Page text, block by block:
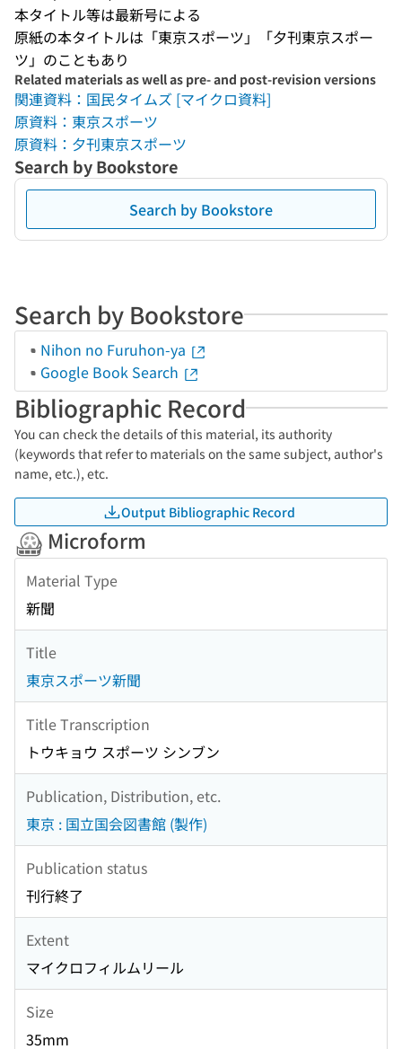
本タイトル等は最新号による
原紙の本タイトルは「東京スポーツ」「夕刊東京スポー
ツ」のこともあり
Related materials as well as pre- and post-revision versions
関連資料：国民タイムズ [マイクロ資料]
原資料：東京スポーツ
原資料：夕刊東京スポーツ
Search by Bookstore
Search by Bookstore
Search by Bookstore
Nihon no Furuhon-ya
Google Book Search
Bibliographic Record
You can check the details of this material, its authority
(keywords that refer to materials on the same subject, author's
name, etc.), etc.
Output Bibliographic Record
Microform
Material Type
新聞
Title
東京スポーツ新聞
Title Transcription
トウキョウ スポーツ シンブン
Publication, Distribution, etc.
東京 : 国立国会図書館 (製作)
Publication status
刊行終了
Extent
マイクロフィルムリール
Size
35mm